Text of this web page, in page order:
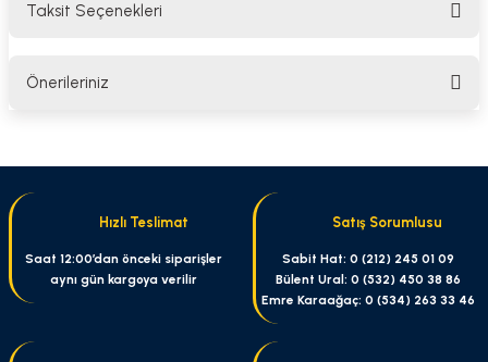
Taksit Seçenekleri
Önerileriniz
Görüş ve önerileriniz için teşekkür ederiz.
Ürün resmi kalitesiz, bozuk veya görüntülenemiyor.
Ürün açıklamasında eksik bilgiler bulunuyor.
Ürün fiyatı diğer sitelerden daha pahalı.
Hızlı Teslimat
Saat 12:00’dan önceki siparişler
aynı gün kargoya verilir
Satış Sorumlusu
Sabit Hat: 0 (212) 245 01 09
Bülent Ural: 0 (532) 450 38 86
Emre Karaağaç: 0 (534) 263 33 46